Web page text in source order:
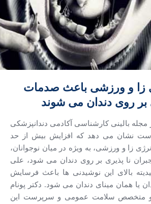
زا و ورزشی باعث صدمات
بر روی دندان می شوند
مجله بالینی کارشناسی آکادمی دندانپزشکی
نشان می دهد که افزایش بیش از حد
زا و ورزشی، به ویژه در میان نوجوانان،
نا پذیری بر روی دندان می شود، علی
بالای این نوشیدنی ها باعث فرسایش
یا همان مینای دندان می شود. دکتر پونام
متخصص سلامت عمومی و سرپرست این